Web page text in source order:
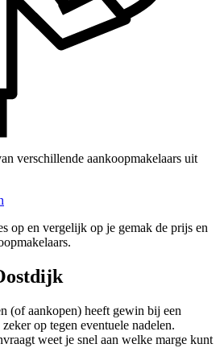
verschillende aankoopmakelaars uit
op en vergelijk op je gemak de prijs en
(of aankopen) heeft gewin bij een
op tegen eventuele nadelen.
weet je snel aan welke marge kunt